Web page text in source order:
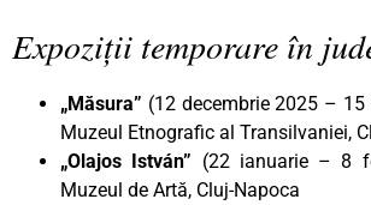
Expoziții temporare în
„Măsura” (12 decembrie 2025 –
Muzeul Etnografic al Transilvaniei,
„Olajos István” (22 ianuarie – 8
Muzeul de Artă, Cluj-Napoca